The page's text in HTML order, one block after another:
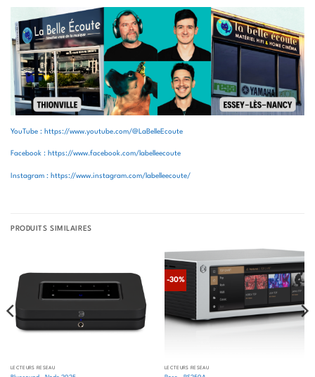
YouTube : https://www.youtube.com/@LaBelleEcoute
Facebook : https://www.facebook.com/labelleecoute
Instagram : https://www.instagram.com/labelleecoute/
PRODUITS SIMILAIRES
LECTEURS RÉSEAU
-30%
LECTEURS RÉSEAU